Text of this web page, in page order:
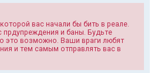
вас начали бы бить в реале.
прдупреждения и баны. Будьте
это возможно. Ваши враги любят
и тем самым отправлять вас в